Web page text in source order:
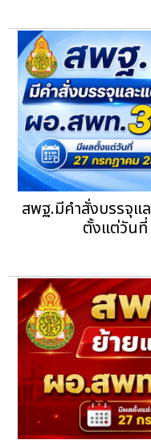
สพฐ.มีคำสั่งบรรจุแ
ตั้งแต่วัน